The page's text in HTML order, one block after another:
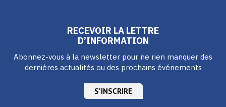
RECEVOIR LA LETTRE
D’INFORMATION
Abonnez-vous à la newsletter pour ne rien manquer des
dernières actualités ou des prochains événements
S'INSCRIRE